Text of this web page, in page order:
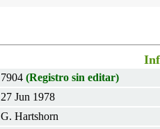
7904 (Registro sin editar)
27 Jun 1978
G. Hartshorn